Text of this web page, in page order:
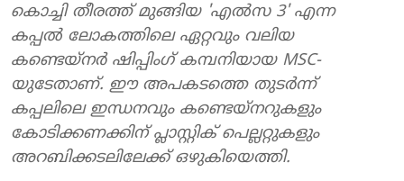
കൊച്ചി തീരത്ത് മുങ്ങിയ 'എൽസ 3' എന്ന
കപ്പൽ ലോകത്തിലെ ഏറ്റവും വലിയ
കണ്ടെയ്നർ ഷിപ്പിംഗ് കമ്പനിയായ MSC-
യുടേതാണ്. ഈ അപകടത്തെ തുടർന്ന്
കപ്പലിലെ ഇന്ധനവും കണ്ടെയ്നറുകളും
കോടിക്കണക്കിന് പ്ലാസ്റ്റിക് പെല്ലറ്റുകളും
അറബിക്കടലിലേക്ക് ഒഴുകിയെത്തി.